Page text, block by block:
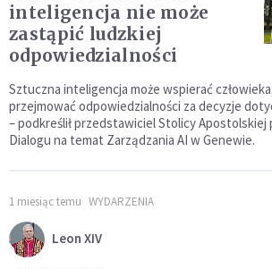
inteligencja nie może
zastąpić ludzkiej
odpowiedzialności
Sztuczna inteligencja może wspierać
przejmować odpowiedzialności za decyzje
– podkreślił przedstawiciel Stolicy Apostolskiej
Dialogu na temat Zarządzania AI w Genewie.
1 miesiąc temu WYDARZENIA
Leon XIV